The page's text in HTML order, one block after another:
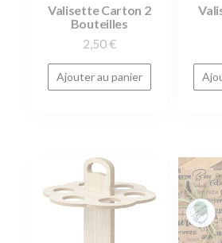
Valisette Carton 2
Bouteilles
2,50 €
Ajouter au panier